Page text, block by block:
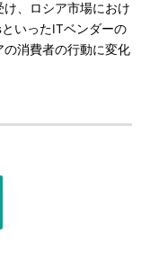
、ロシア市場におけ
いったITベンダーの
消費者の行動に変化